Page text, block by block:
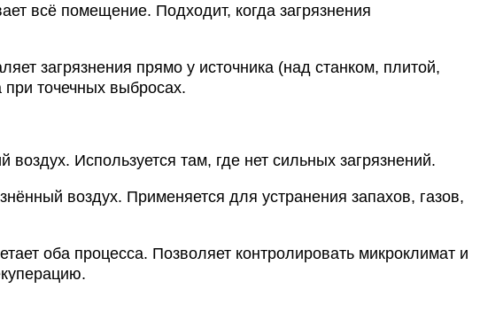
всё помещение. Подходит, когда загрязнения
загрязнения прямо у источника (над станком, плитой,
при точечных выбросах.
воздух. Используется там, где нет сильных загрязнений.
воздух. Применяется для устранения запахов, газов,
оба процесса. Позволяет контролировать микроклимат и